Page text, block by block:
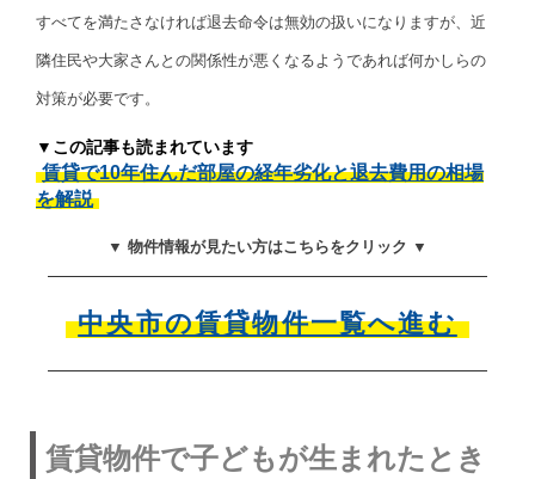
すべてを満たさなければ退去命令は無効の扱いになりますが、近
隣住民や大家さんとの関係性が悪くなるようであれば何かしらの
対策が必要です。
▼この記事も読まれています
賃貸で10年住んだ部屋の経年劣化と退去費用の相場
を解説
▼ 物件情報が見たい方はこちらをクリック ▼
中央市の賃貸物件一覧へ進む
賃貸物件で子どもが生まれたとき